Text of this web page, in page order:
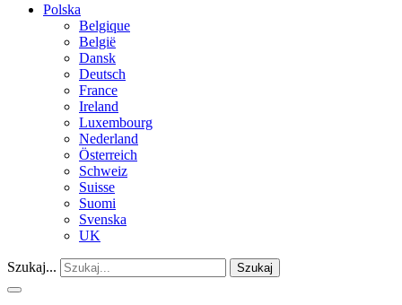
Polska
Belgique
België
Dansk
Deutsch
France
Ireland
Luxembourg
Nederland
Österreich
Schweiz
Suisse
Suomi
Svenska
UK
Szukaj... Szukaj